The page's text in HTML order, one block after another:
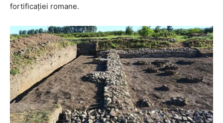
fortificației romane.